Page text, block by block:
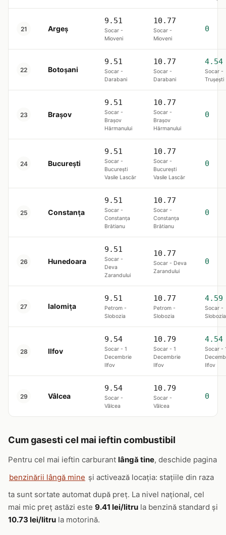
21 Argeș
9.51
Socar -
Mioveni
10.77
Socar -
Mioveni
0
22 Botoșani
9.51
Socar -
Darabani
10.77
Socar -
Darabani
4.54
Socar -
Trușești
23 Brașov
9.51
Socar -
Brașov
Hărmanului
10.77
Socar -
Brașov
Hărmanului
0
24 Bucureşti
9.51
Socar -
București
Vasile Lascăr
10.77
Socar -
București
Vasile Lascăr
0
25 Constanța
9.51
Socar -
Constanța
Brătianu
10.77
Socar -
Constanța
Brătianu
0
26 Hunedoara
9.51
Socar -
Deva
Zarandului
10.77
Socar - Deva
Zarandului
0
27 Ialomița
9.51
Petrom -
Slobozia
10.77
Petrom -
Slobozia
4.59
Socar -
Slobozia
28 Ilfov
9.54
Socar - 1
Decembrie
Ilfov
10.79
Socar - 1
Decembrie
Ilfov
4.54
Socar -
Ilfov
29 Vâlcea
9.54
Socar -
Vâlcea
10.79
Socar -
Vâlcea
0
Cum gasesti cel mai ieftin combustibil
Pentru cel mai ieftin carburant lângă tine, deschide pagina
benzinării lângă mine și activează locația: stațiile din raza
ta sunt sortate automat după preț. La nivel național, cel
mai mic preț astăzi este 9.41 lei/litru la benzină standard și
10.73 lei/litru la motorină.